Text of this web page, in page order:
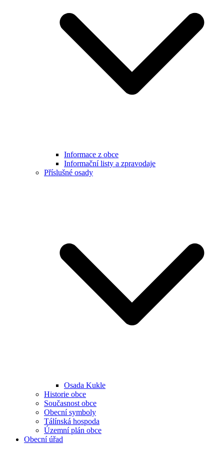
Informace z obce
Informační listy a zpravodaje
Příslušné osady
Osada Kukle
Historie obce
Současnost obce
Obecní symboly
Tálínská hospoda
Územní plán obce
Obecní úřad